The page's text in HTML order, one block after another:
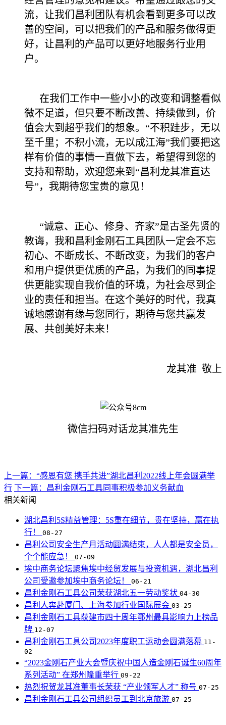
流，让我们昌利团队有机会看到更多可以改
善的空间，可以把我们的产品和服务做得更
好，让昌利的产品可以更好地服务行业用
户。
在我们工作中一些小小的改变和调整看似
微不足道，但只要不断改善、持续做到，价
值会大到超乎我们的想象。“不积跬步，无以
至千里；不积小流，无以成江海”我们要把这
样有价值的事情一直做下去，希望得到您的
支持和帮助，欢迎您来到“昌利龙其准直达
号”，我期待您宝贵的意见！
“诚意、正心、修身、齐家”是古圣先贤的
教诲，我和昌利金刚石工具团队一定会不忘
初心、不断成长、不断改变，为我们的客户
和用户提供更优质的产品，为我们的同事提
供更能实现自我价值的环境，为社会尽到企
业的责任和担当。在这个美好的时代，我真
诚地感谢有缘与您同行，期待与您共赢发
展、共创美好未来！
龙其准 敬上
微信扫码对话龙其准先生
上一篇：“感恩有您 携手共进”湖北昌利2022线上年会圆满举
行 下一篇：昌利金刚石工具同事积极参加义务献血
相关新闻
湖北昌利5S精益管理：5S重在细节，贵在坚持，赢在执
行！ 08-27
昌利公司安全生产月活动圆满结束，人人都是安全员，
个个能应急！ 07-09
埃中商务论坛聚焦埃中经贸发展与投资机遇，湖北昌利
公司受邀参加埃中商务论坛！ 06-21
昌利金刚石工具公司荣获湖北五一劳动奖状 04-30
昌利人奔赴厦门、上海参加行业国际展会 03-25
昌利金刚石工具获建市四十周年鄂州最具影响力上榜品
牌 12-07
昌利金刚石工具公司2023年度职工运动会圆满落幕 11-
02
“2023金刚石产业大会暨庆祝中国人造金刚石诞生60周年
系列活动” 在郑州隆重举行 09-22
热烈祝贺龙其准董事长荣获 “产业领军人才” 称号 07-25
昌利金刚石工具公司组织员工到北京旅游 07-25